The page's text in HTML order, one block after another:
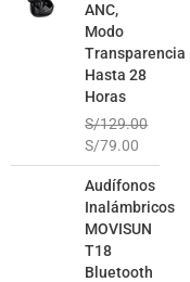
ANC,
Modo
Transparencia
Hasta 28
Horas
S/129.00
S/79.00
Audífonos
Inalámbricos
MOVISUN
T18
Bluetooth
precio
S/99.00.
precio
S/49.00.